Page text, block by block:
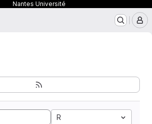
Nantes Université
R